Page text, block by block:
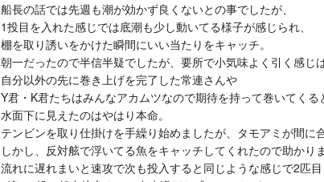
船長の話では先週も潮が効かず良くないとの事でしたが、
1投目を入れた感じでは底潮も少し動いてる様子が感じられ、
棚を取り誘いをかけた瞬間にいい当たりをキャッチ。
朝一だったので半信半疑でしたが、要所で小気味よく引く感じ
自分以外の先に巻き上げを完了した常連さんや
Y君・K君たちはみんなアカムツなので期待を持って巻いてくる
水面下に見えたのはやはり本命。
テンビンを取り仕掛けを手繰り始めましたが、タモアミが間に
しかし、反対舷で浮いてる魚をキャッチしてくれたので助かり
流れに遅れまいと速攻で次も投入すると同じような感じで2匹目